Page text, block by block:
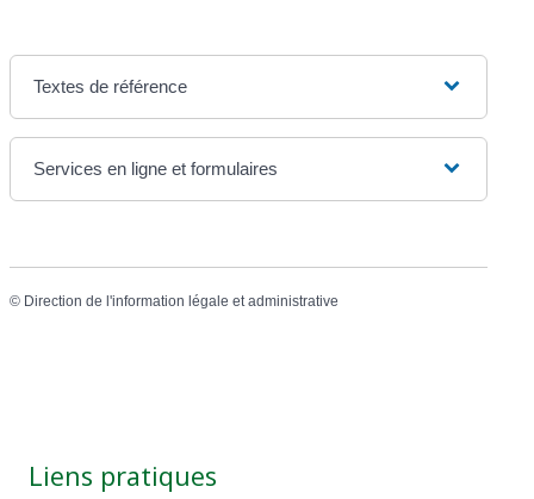
Textes de référence
Services en ligne et formulaires
© Direction de l'information légale et administrative
Liens pratiques